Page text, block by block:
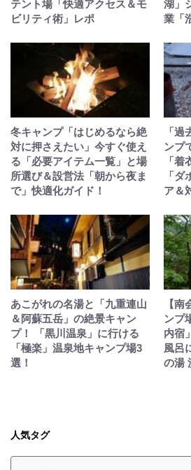
テント場「快適アクセス＆モ
ビリティ術」レポ
湖」
業「
冬キャンプ「はじめるなら絶
対に押さえたい」今すぐ使え
る「必要アイテム一覧」と場
所選び＆設営法「朝から夜ま
で」快適化ガイド！
「
ンプ
「
「
ア＆
あこがれの名湯と「九重連山
＆阿蘇五岳」の絶景キャン
プ！ 「黒川温泉」に行ける
「極楽」温泉地キャンプ場3
選！
【
ンプ
内宿
風呂
の湯
人気タグ